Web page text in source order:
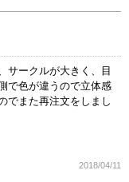
サークルが大きく、目
で色が違うので立体感
でまた再注文をしまし
2018/04/11